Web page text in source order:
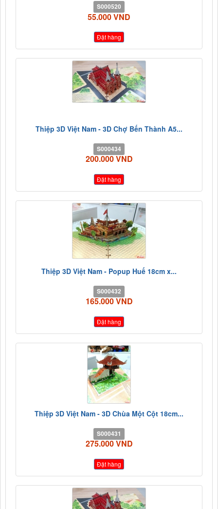
S000520
55.000 VND
Đặt hàng
Thiệp 3D Việt Nam - 3D Chợ Bến Thành A5...
S000434
200.000 VND
Đặt hàng
Thiệp 3D Việt Nam - Popup Huế 18cm x...
S000432
165.000 VND
Đặt hàng
Thiệp 3D Việt Nam - 3D Chùa Một Cột 18cm...
S000431
275.000 VND
Đặt hàng